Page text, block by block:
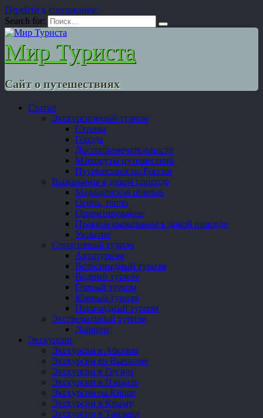
Перейти к содержанию
Search for:
Мир Туриста
Сайт о путешествиях
Статьи
Экскурсионный туризм
Страны
Города
Достопримечательности
Маршруты путешествий
Путешествия по России
Выживание в дикой природе
Медицинская помощь
Огонь, тепло
Ориентирование
Правила выживания в дикой природе
Укрытие
Спортивный туризм
Автотуризм
Велосипедный туризм
Водный туризм
Горный туризм
Конный туризм
Пешеходный туризм
Экстремальный туризм
Дайвинг
Экскурсии
Экскурсии в Абхазии
Экскурсии во Вьетнаме
Экскурсии в Грузии
Экскурсии в Израиле
Экскурсии на Кипре
Экскурсии в Крыму
Экскурсии в Таиланд